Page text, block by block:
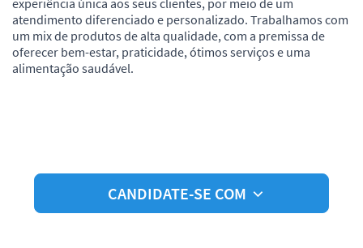
experiência única aos seus clientes, por meio de um
atendimento diferenciado e personalizado. Trabalhamos com
um mix de produtos de alta qualidade, com a premissa de
oferecer bem-estar, praticidade, ótimos serviços e uma
alimentação saudável.
CANDIDATE-SE COM